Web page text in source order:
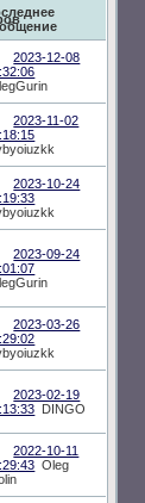
2023-12-08
2023-11-02
2023-10-24
2023-09-24
2023-03-26
2023-02-19
DINGO
2022-10-11
Oleg